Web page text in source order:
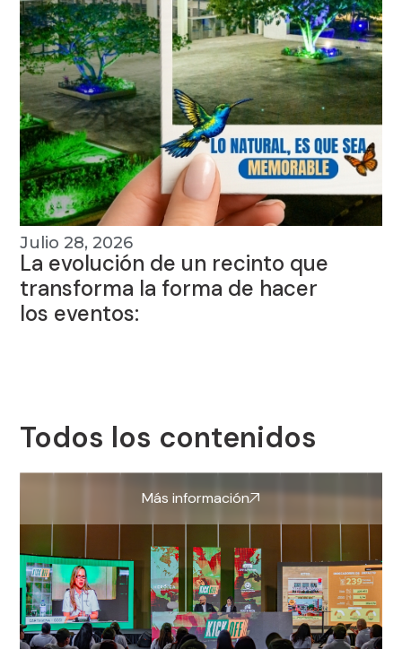
Julio 28, 2026
La evolución de un recinto que
transforma la forma de hacer
los eventos:
Todos los contenidos
Más información